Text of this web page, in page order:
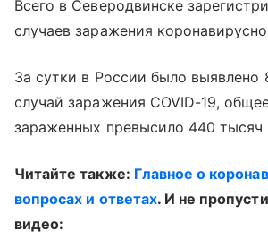
Всего в Северодвинске
случаев заражения
За сутки в России было выявлено
случай заражения COVID-19,
зараженных превысило 440 тысяч
Читайте также: Главное о
вопросах и ответах. И не
видео: